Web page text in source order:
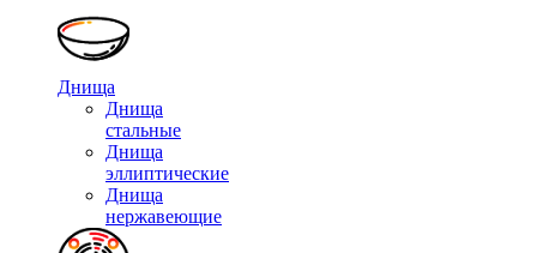
Днища
Днища
стальные
Днища
эллиптические
Днища
нержавеющие